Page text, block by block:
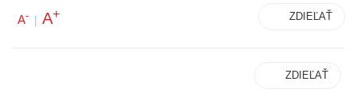
A- | A+ ZDIEĽAŤ
ZDIEĽAŤ